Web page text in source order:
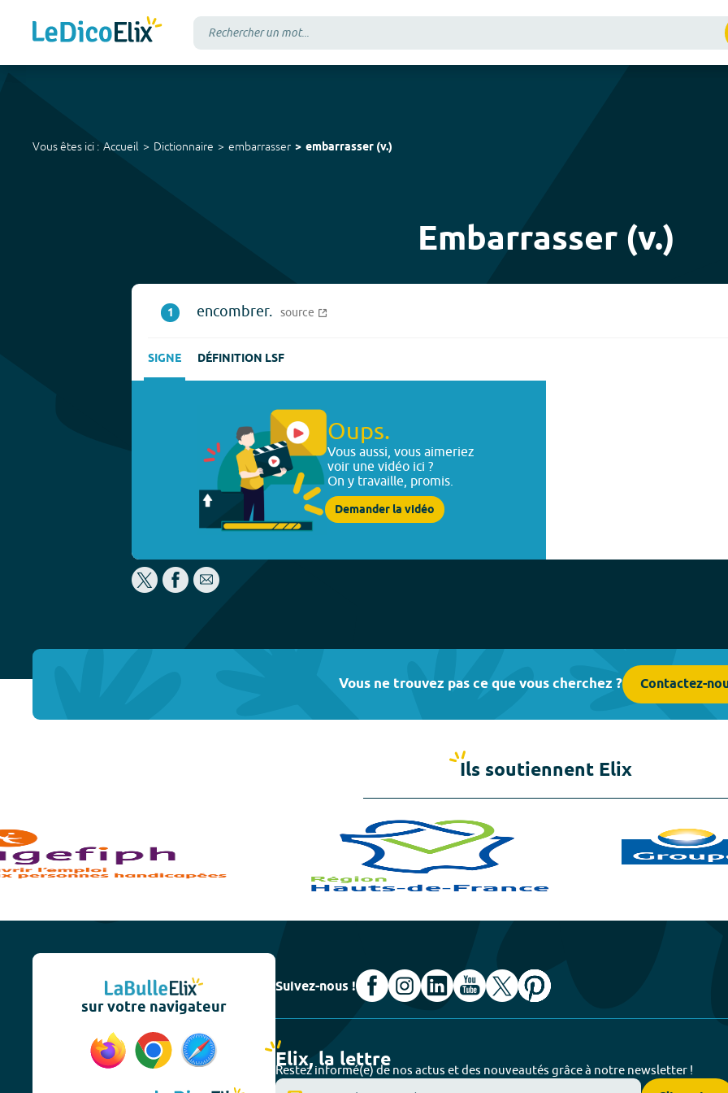
Vous êtes ici : Accueil Dictionnaire embarrasser embarrasser (v.)
Embarrasser (v.)
1 encombrer. source
SIGNE DÉFINITION LSF
Oups.
Vous aussi, vous aimeriez
voir une vidéo ici ?
On y travaille, promis.
Demander la vidéo
Vous ne trouvez pas ce que vous cherchez ? Contactez-
Ils soutiennent Elix
sur votre navigateur
Suivez-nous !
Elix, la lettre
Restez informé(e) de nos actus et des nouveautés grâce à notre newsletter !